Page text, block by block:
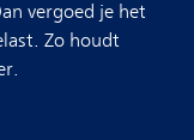
vergoed je het
Zo houdt